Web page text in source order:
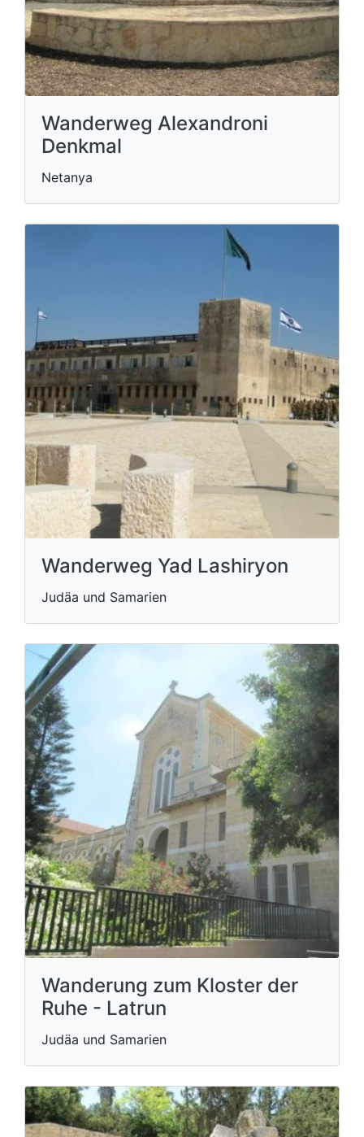
Wanderweg Alexandroni
Denkmal
Netanya
Wanderweg Yad Lashiryon
Judäa und Samarien
Wanderung zum Kloster der
Ruhe - Latrun
Judäa und Samarien